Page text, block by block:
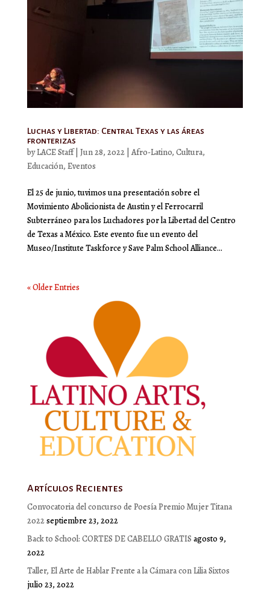
Luchas y Libertad: Central Texas y las áreas
fronterizas
byLACE Staff| Jun 28, 2022| Afro-Latino, Cultura,
Educación, Eventos
El 25 de junio, tuvimos una presentación sobre el
Movimiento Abolicionista de Austin y el Ferrocarril
Subterráneo para los Luchadores por la Libertad del Centro
de Texas a México. Este evento fue un evento del
Museo/Institute Taskforce y Save Palm School Alliance...
« Older Entries
Artículos Recientes
Convocatoria del concurso de Poesía Premio Mujer Titana
2022septiembre 23, 2022
Back to School: CORTES DE CABELLO GRATIS agosto 9,
2022
Taller, El Arte de Hablar Frente a la Cámara con Lilia Sixtos
julio 23, 2022